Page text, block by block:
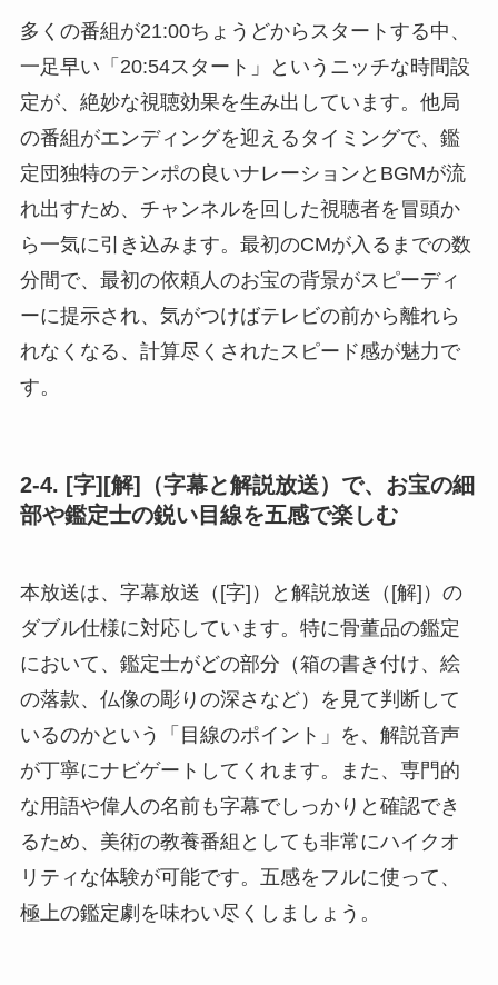
多くの番組が21:00ちょうどからスタートする中、
一足早い「20:54スタート」というニッチな時間設
定が、絶妙な視聴効果を生み出しています。他局
の番組がエンディングを迎えるタイミングで、鑑
定団独特のテンポの良いナレーションとBGMが流
れ出すため、チャンネルを回した視聴者を冒頭か
ら一気に引き込みます。最初のCMが入るまでの数
分間で、最初の依頼人のお宝の背景がスピーディ
ーに提示され、気がつけばテレビの前から離れら
れなくなる、計算尽くされたスピード感が魅力で
す。
2-4. [字][解]（字幕と解説放送）で、お宝の細
部や鑑定士の鋭い目線を五感で楽しむ
本放送は、字幕放送（[字]）と解説放送（[解]）の
ダブル仕様に対応しています。特に骨董品の鑑定
において、鑑定士がどの部分（箱の書き付け、絵
の落款、仏像の彫りの深さなど）を見て判断して
いるのかという「目線のポイント」を、解説音声
が丁寧にナビゲートしてくれます。また、専門的
な用語や偉人の名前も字幕でしっかりと確認でき
るため、美術の教養番組としても非常にハイクオ
リティな体験が可能です。五感をフルに使って、
極上の鑑定劇を味わい尽くしましょう。